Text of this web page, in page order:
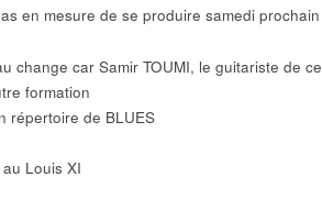
en mesure de se produire samedi prochain
change car Samir TOUMI, le guitariste de ce
formation
répertoire de BLUES
Louis XI